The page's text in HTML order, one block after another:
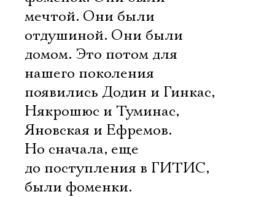
мечтой. Они были
отдушиной. Они были
домом. Это потом для
нашего поколения
появились Додин и Гинкас,
Някрошюс и Туминас,
Яновская и Ефремов.
Но сначала, еще
до поступления в ГИТИС,
были фоменки.